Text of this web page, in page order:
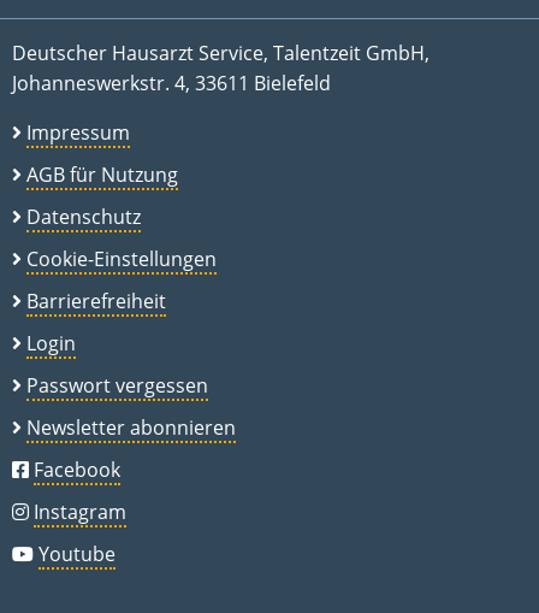
Deutscher Hausarzt Service, Talentzeit GmbH,
Johanneswerkstr. 4, 33611 Bielefeld
Impressum
AGB für Nutzung
Datenschutz
Cookie-Einstellungen
Barrierefreiheit
Login
Passwort vergessen
Newsletter abonnieren
Facebook
Instagram
Youtube